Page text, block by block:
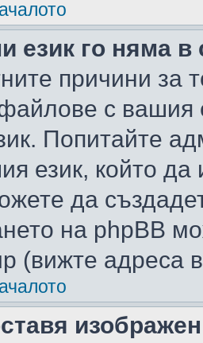
език го няма в
причини за
с вашия
Попитайте
език, който да
да
на phpBB
(вижте адреса